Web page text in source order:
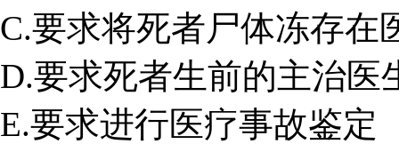
C.要求将死者尸体冻存在
D.要求死者生前的主治医
E.要求进行医疗事故鉴定